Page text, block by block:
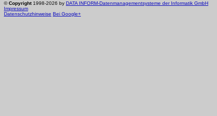
©Copyright1998-2026 by DATA INFORM-Datenmanagementsysteme der Informatik GmbH
Impressum
Datenschutzhinweise Bei Google+